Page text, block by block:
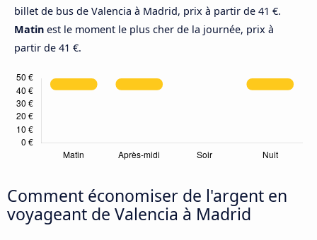
billet de bus de Valencia à Madrid, prix à partir de 41 €.
Matin est le moment le plus cher de la journée, prix à
partir de 41 €.
Comment économiser de l'argent en
voyageant de Valencia à Madrid